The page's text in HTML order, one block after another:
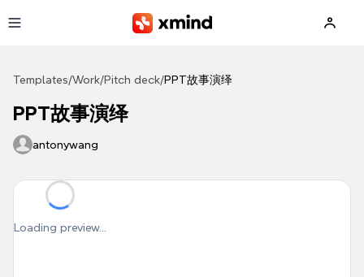
Templates/Work/Pitch deck/PPT故事演绎
PPT故事演绎
antonywang
Loading preview...